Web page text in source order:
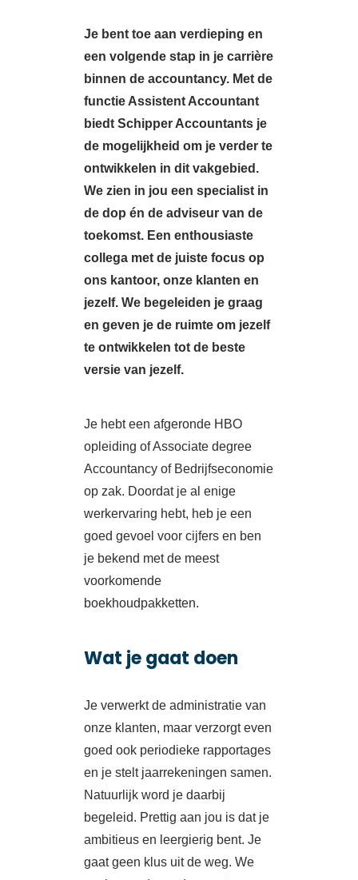
Je bent toe aan verdieping en
een volgende stap in je carrière
binnen de accountancy. Met de
functie Assistent Accountant
biedt Schipper Accountants je
de mogelijkheid om je verder te
ontwikkelen in dit vakgebied.
We zien in jou een specialist in
de dop én de adviseur van de
toekomst. Een enthousiaste
collega met de juiste focus op
ons kantoor, onze klanten en
jezelf. We begeleiden je graag
en geven je de ruimte om jezelf
te ontwikkelen tot de beste
versie van jezelf.
Je hebt een afgeronde HBO
opleiding of Associate degree
Accountancy of Bedrijfseconomie
op zak. Doordat je al enige
werkervaring hebt, heb je een
goed gevoel voor cijfers en ben
je bekend met de meest
voorkomende
boekhoudpakketten.
Wat je gaat doen
Je verwerkt de administratie van
onze klanten, maar verzorgt even
goed ook periodieke rapportages
en je stelt jaarrekeningen samen.
Natuurlijk word je daarbij
begeleid. Prettig aan jou is dat je
ambitieus en leergierig bent. Je
gaat geen klus uit de weg. We